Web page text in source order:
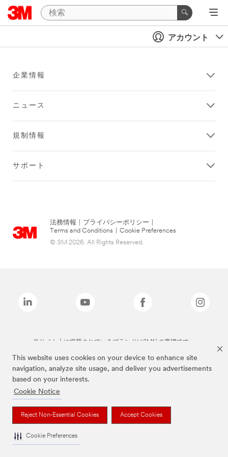
This website uses cookies on your device to enhance site
navigation, analyze site usage, and deliver you advertisements
based on your interests.
Cookie Notice
Reject Non-Essential Cookies Accept Cookies
Cookie Preferences
アカウント
企業情報
ニュース
規制情報
サポート
法務情報 プライバシーポリシー
Terms and Conditions
Cookie Preferences
© 3M 2026. All Rights Reserved.
当サイト上に掲載されているブランドは3M社の商標です。